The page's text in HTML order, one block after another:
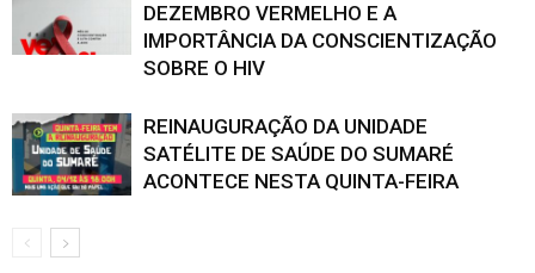
DEZEMBRO VERMELHO E A
IMPORTÂNCIA DA CONSCIENTIZAÇÃO
SOBRE O HIV
REINAUGURAÇÃO DA UNIDADE
SATÉLITE DE SAÚDE DO SUMARÉ
ACONTECE NESTA QUINTA-FEIRA